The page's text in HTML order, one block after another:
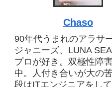
Chaso
90年代うまれのアラサ
ジャニーズ、LUNA
プロが好き。双極性障
中。人付き合いが大の
段はITエンジニアをして